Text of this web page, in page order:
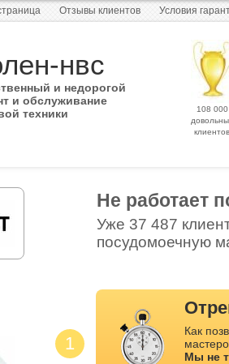
Отзывы клиентов Условия
нвс
и недорогой
и обслуживание
техники
108 000
клиентов
Не работает
Уже 37 487
посудомоечную
1
Как
Мы не